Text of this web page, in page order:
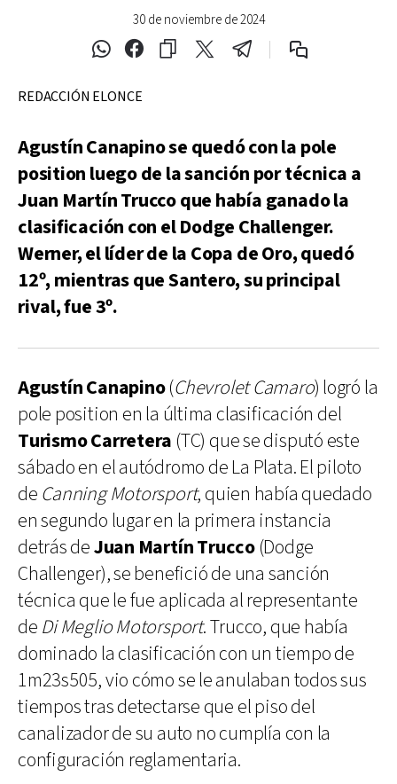
30 de noviembre de 2024
REDACCIÓN ELONCE
Agustín Canapino se quedó con la pole
position luego de la sanción por técnica a
Juan Martín Trucco que había ganado la
clasificación con el Dodge Challenger.
Werner, el líder de la Copa de Oro, quedó
12º, mientras que Santero, su principal
rival, fue 3º.
Agustín Canapino(Chevrolet Camaro) logró la
pole position en la última clasificación del
Turismo Carretera (TC) que se disputó este
sábado en el autódromo de La Plata. El piloto
de Canning Motorsport, quien había quedado
en segundo lugar en la primera instancia
detrás deJuan Martín Trucco(Dodge
Challenger), se benefició de una sanción
técnica que le fue aplicada al representante
de Di Meglio Motorsport. Trucco, que había
dominado la clasificación con un tiempo de
1m23s505, vio cómo se le anulaban todos sus
tiempos tras detectarse que el piso del
canalizador de su auto no cumplía con la
configuración reglamentaria.